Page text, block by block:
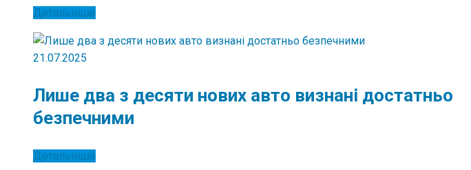
Детальніше
21.07.2025
Лише два з десяти нових авто визнані достатньо
безпечними
Детальніше